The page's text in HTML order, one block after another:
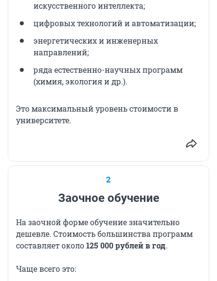
искусственного интеллекта;
цифровых технологий и автоматизации;
энергетических и инженерных
направлений;
ряда естественно-научных программ
(химия, экология и др.).
Это максимальный уровень стоимости в
университете.
2
Заочное обучение
На заочной форме обучение значительно
дешевле. Стоимость большинства программ
составляет около125 000 рублей в год.
Чаще всего это: